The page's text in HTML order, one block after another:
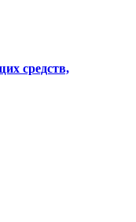
средств,